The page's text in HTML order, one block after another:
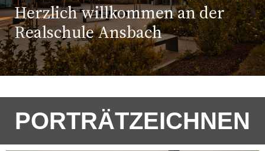
Herzlich willkommen an der
Realschule Ansbach
PORTRÄTZEICHNEN